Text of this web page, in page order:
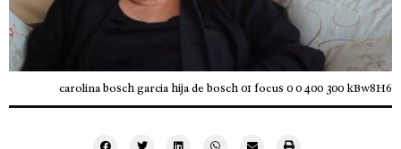
carolina bosch garcia hija de bosch 01 focus 0 0 400 300 kBw8H6